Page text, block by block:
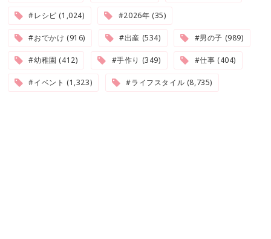
#レシピ (1,024) #2026年 (35)
#おでかけ (916) #出産 (534) #男の子 (989)
#幼稚園 (412) #手作り (349) #仕事 (404)
#イベント (1,323) #ライフスタイル (8,735)